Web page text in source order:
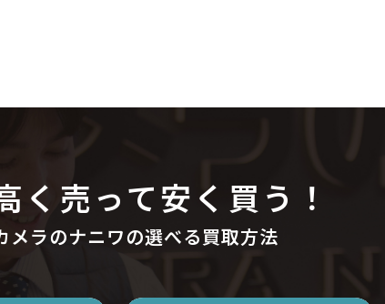
く売って安く買う！
メラのナニワの選べる買取方法